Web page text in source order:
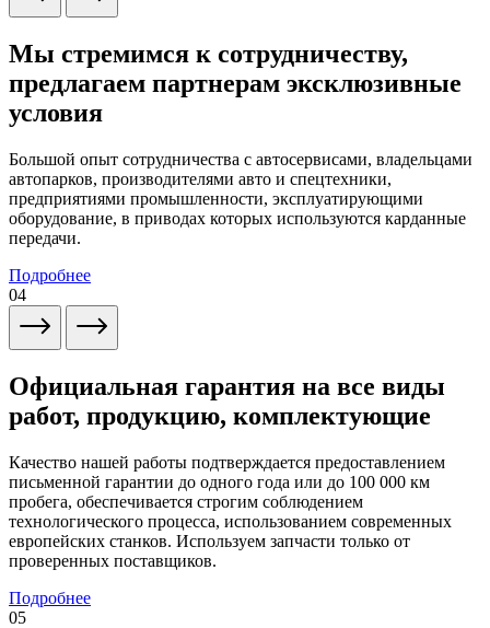
Мы стремимся к сотрудничеству,
предлагаем партнерам эксклюзивные
условия
Большой опыт сотрудничества с автосервисами, владельцами
автопарков, производителями авто и спецтехники,
предприятиями промышленности, эксплуатирующими
оборудование, в приводах которых используются карданные
передачи.
Подробнее
04
Официальная гарантия на все виды
работ, продукцию, комплектующие
Качество нашей работы подтверждается предоставлением
письменной гарантии до одного года или до 100 000 км
пробега, обеспечивается строгим соблюдением
технологического процесса, использованием современных
европейских станков. Используем запчасти только от
проверенных поставщиков.
Подробнее
05